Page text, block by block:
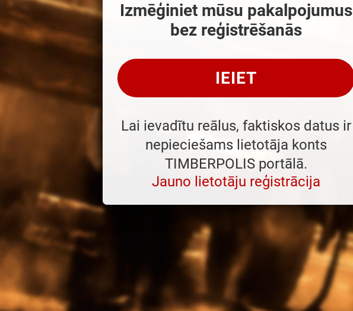
Izmēģiniet mūsu pakalpojumus
bez reģistrēšanās
IEIET
Lai ievadītu reālus, faktiskos datus ir
nepieciešams lietotāja konts
TIMBERPOLIS portālā.
Jauno lietotāju reģistrācija